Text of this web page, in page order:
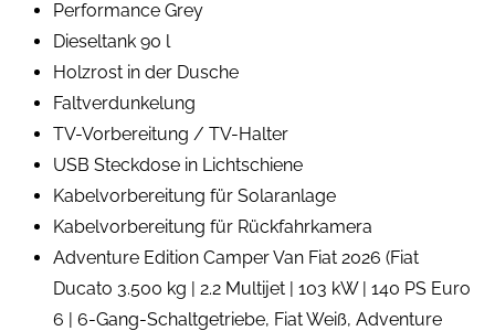
Performance Grey
Dieseltank 90 l
Holzrost in der Dusche
Faltverdunkelung
TV-Vorbereitung / TV-Halter
USB Steckdose in Lichtschiene
Kabelvorbereitung für Solaranlage
Kabelvorbereitung für Rückfahrkamera
Adventure Edition Camper Van Fiat 2026 (Fiat
Ducato 3.500 kg | 2.2 Multijet | 103 kW | 140 PS Euro
6 | 6-Gang-Schaltgetriebe, Fiat Weiß, Adventure